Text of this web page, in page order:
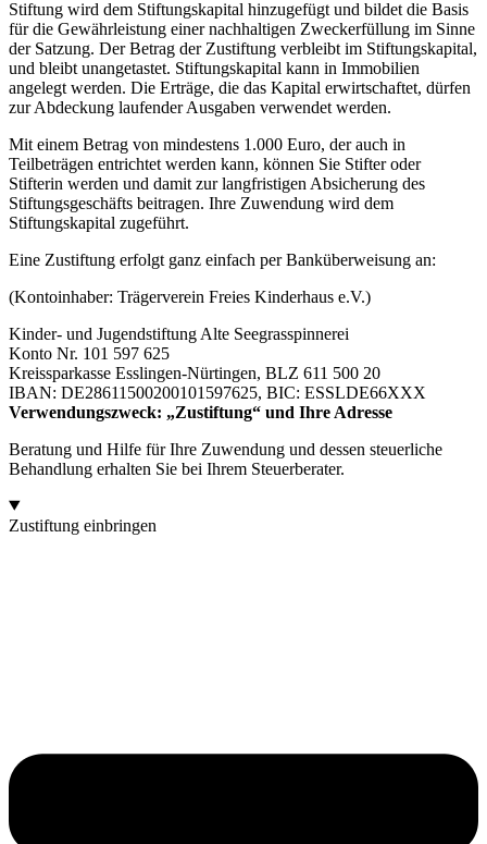
Stiftung wird dem Stiftungskapital hinzugefügt und bildet die Basis
für die Gewährleistung einer nachhaltigen Zweckerfüllung im Sinne
der Satzung. Der Betrag der Zustiftung verbleibt im Stiftungskapital,
und bleibt unangetastet. Stiftungskapital kann in Immobilien
angelegt werden. Die Erträge, die das Kapital erwirtschaftet, dürfen
zur Abdeckung laufender Ausgaben verwendet werden.
Mit einem Betrag von mindestens 1.000 Euro, der auch in
Teilbeträgen entrichtet werden kann, können Sie Stifter oder
Stifterin werden und damit zur langfristigen Absicherung des
Stiftungsgeschäfts beitragen. Ihre Zuwendung wird dem
Stiftungskapital zugeführt.
Eine Zustiftung erfolgt ganz einfach per Banküberweisung an:
(Kontoinhaber: Trägerverein Freies Kinderhaus e.V.)
Kinder- und Jugendstiftung Alte Seegrasspinnerei
Konto Nr. 101 597 625
Kreissparkasse Esslingen-Nürtingen, BLZ 611 500 20
IBAN: DE28611500200101597625, BIC: ESSLDE66XXX
Verwendungszweck: „Zustiftung“ und Ihre Adresse
Beratung und Hilfe für Ihre Zuwendung und dessen steuerliche
Behandlung erhalten Sie bei Ihrem Steuerberater.
Zustiftung einbringen